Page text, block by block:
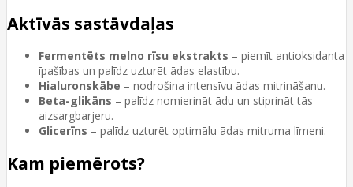
Aktīvās sastāvdaļas
Fermentēts melno rīsu ekstrakts – piemīt antioksidanta
īpašības un palīdz uzturēt ādas elastību.
Hialuronskābe – nodrošina intensīvu ādas mitrināšanu.
Beta-glikāns – palīdz nomierināt ādu un stiprināt tās
aizsargbarjeru.
Glicerīns – palīdz uzturēt optimālu ādas mitruma līmeni.
Kam piemērots?